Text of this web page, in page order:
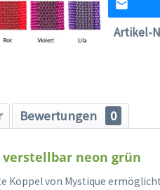
Artikel-
Bewertungen 0
neon grün
Koppel von Mystique